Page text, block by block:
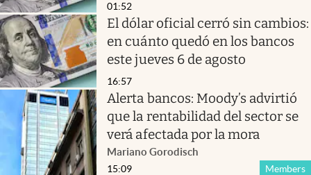
01:52
El dólar oficial cerró sin cambios:
en cuánto quedó en los bancos
este jueves 6 de agosto
16:57
Alerta bancos: Moody’s advirtió
que la rentabilidad del sector se
verá afectada por la mora
Mariano Gorodisch
Members
15:09